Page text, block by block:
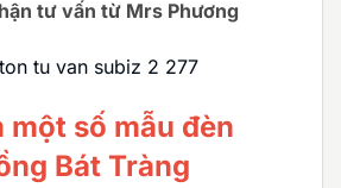
tư vấn từ Mrs Phương
một số mẫu đèn
Bát Tràng